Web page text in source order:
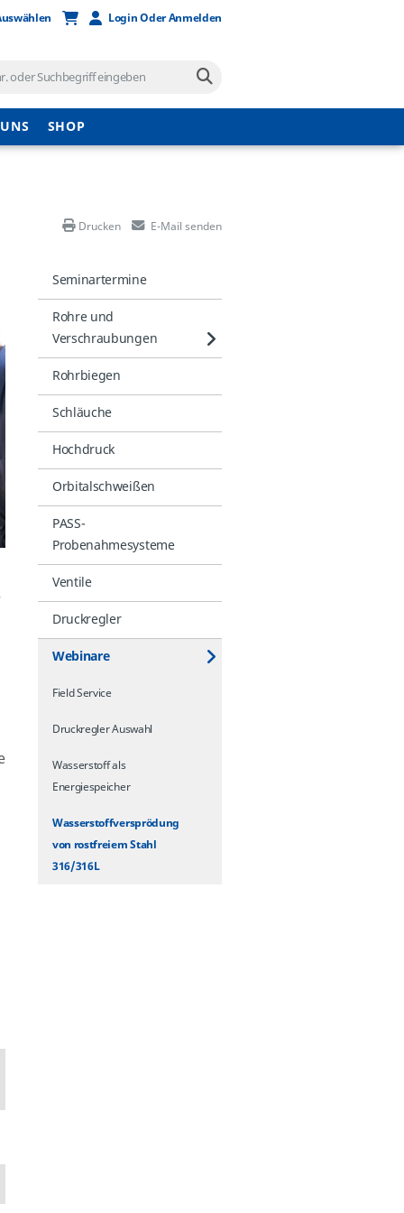
Login Oder Anmelden
SHOP
Drucken E-Mail senden
Seminartermine
Rohre und
Verschraubungen
Rohrbiegen
Schläuche
Hochdruck
Orbitalschweißen
PASS-
Probenahmesysteme
Ventile
Druckregler
Webinare
Field Service
Druckregler Auswahl
Wasserstoff als
Energiespeicher
Wasserstoffversprödung
von rostfreiem Stahl
316/316L